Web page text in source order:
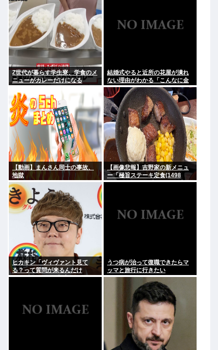
Z世代が暮らす学生寮、学食のメ
ニューがカレーだけになる
結婚式やると近所の花屋が潰れ
ない理由がわかる「こんなに金
取るのかよ！？」って驚くぞ
【動画】まんさん同士の事故、
地獄
【画像悲報】吉野家の新メニュ
ー「極旨ステーキ定食(1498
円)」、肉の量が少なすぎて大炎
ヒカキン「ヴィヴァント見て
る？って質問が来るんだけ
ど…」 ネット民「プークスクス
うつ病が治って復職できたらマ
ッマと旅行に行きたい